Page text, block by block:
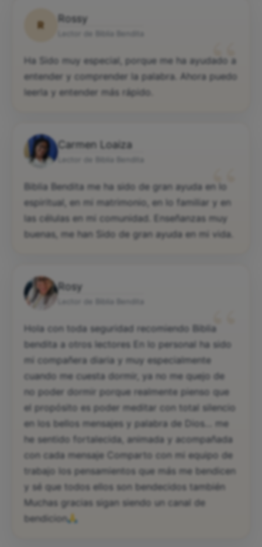
R
Rossy
“
Ha Sido muy especial, porque me ha ayudado a
entender y comprender la palabra. Ahora puedo
leerla y entender más rápido.
Carmen Loaiza
“
Biblia Bendita me ha sido de gran ayuda en lo
espiritual, en mi matrimonio, en lo familiar y en
las células en mi comunidad. Enseñanzas muy
buenas, me han Sido de gran ayuda en mi vida.
Rosy
“
Hola con toda seguridad recomiendo Biblia
bendita a otros lectores En lo personal ha sido
mi compañera diaria y muy especialmente
cuando me cuesta dormir, ya no me quejo de
no poder dormir porque realmente pienso que
el propósito es poder meditar con total silencio
en los bellos mensajes y palabra de Dios… me
he sentido fortalecida, animada y acompañada
con cada mensaje Comparto con mi equipo de
trabajo los pensamientos que más me bendicen
y sé que todos ellos son bendecidos también
Muchas gracias sigan siendo un canal de
bendicion